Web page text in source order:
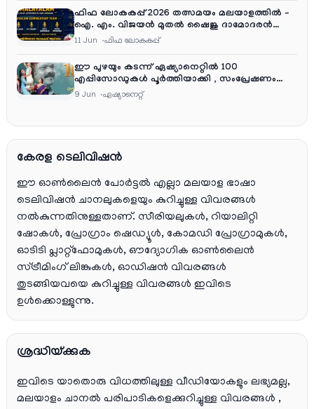
ഫിഫ ലോകകപ്പ് 2026 തത്സമയം മലയാളത്തിൽ –
ഐ. എം. വിജയൻ മുതൽ ഷൈജു ദാമോദരൻ
വരെ കമന്ററി സംഘത്തിൽ
11 Jun ഫിഫ ലോകകപ്പ്
ഈ പുഴയും കടന്ന് ഏഷ്യാനെറ്റിൽ 100
എപ്പിസോഡുകൾ പൂർത്തിയാക്കി , സംപ്രേഷണം
തിങ്കൾ മുതൽ വെള്ളി വരെ രാത്രി 9:30 ന്
9 Jun ഏഷ്യാനെറ്റ്‌
കേരള ടെലിവിഷൻ
ഈ ഓൺലൈൻ പോർട്ടൽ എല്ലാ മലയാള ഭാഷാ
ടെലിവിഷൻ ചാനലുകളെയും കുറിച്ചുള്ള വിവരങ്ങൾ
നൽകുന്നതിനുള്ളതാണ്. സീരിയലുകൾ, റിയാലിറ്റി
ഷോകൾ, പ്രോഗ്രാം ഷെഡ്യൂൾ, കോമഡി പ്രോഗ്രാമുകൾ,
ഓടിടി പ്ലാറ്റ്‌ഫോമുകൾ, ഔദ്യോഗിക ഓൺലൈൻ
സ്ട്രീമിംഗ് ലിങ്കുകൾ, ഓഡിഷൻ വിവരങ്ങൾ
തുടങ്ങിയവയെ കുറിച്ചുള്ള വിവരങ്ങൾ ഇവിടെ
ഉൾക്കൊള്ളുന്നു.
ശ്രദ്ധിയ്ക്കുക
ഇവിടെ യാതൊരു വിധത്തിലുള്ള വീഡിയോകളും ലഭ്യമല്ല,
മലയാളം ചാനല്‍ പരിപാടികളെക്കുറിച്ചുള്ള വിവരങ്ങള്‍ ,